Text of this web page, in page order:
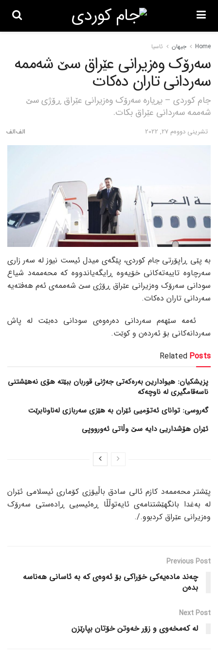
Home جیهان ئاسیا
سەرۆک وەزیرانی عێراق سێ شەممە
سەردانی تاران دەکات
جام کوردی – بڕیارە سەرۆک وەزیرانی عێراق ڕۆژی سێ
شەممە سەردانی عێراق بکات.
تشرینی دووه‌م 27, 2022
بە پێی ڕاپۆرتی جام کوردی، پێگەی میدل ئیست نیوز لە سەر زاری
سەرچاوە تایبەتەکانی خۆیەوە ڕایگەیاندووە کە محەممەد شیاع
سودانی سەرۆک وەزیرانی عێراق ڕۆژی سێ شەممەی ئەم هەفتەیە
سەردانی تاران دەکات.
ئەمە سێهەم سەردانی دەرەوەی سودانی دەبێت لە پاش
سەردانەکانی بۆ ئەردەن و کوێت.
Related Posts
پزیشکیان: هیوادارین بەرەکەتی جەژنی قوربان ببێتە هۆی نەهێشتنی
ناسەقامگیری لە ناوچەکە
گەروسی: توانای ئەتۆمیی ئێران بە هێزی سەربازی لەناونابرێت
ئێران هۆشداریی دایە سێ وڵاتی ئەورووپی
پێشتر محەممەد کازم ئالی سادق باڵیۆزی کۆماری ئیسلامی ئێران
لە بەغدا بانگهێشتنامەی ئایەتوڵڵا ڕەئیسیی ڕادەستی سەرۆک
وەزیرانی عێراق کردبوو./.
Previous Post
چەند مادەیەکی خۆراکی بۆ ئەوەی کە بە ئاسانی هەناسە
بدەن
Next Post
لە کەمخەوی و زۆر خەوتن خۆتان بپارێزن